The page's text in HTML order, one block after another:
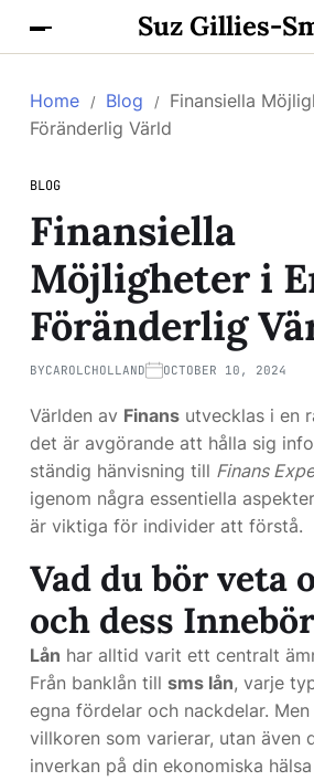
Suz Gillies-
Home Blog
Finansiella
Föränderlig Värld
BLOG
Finansiella
Möjligheter i
Föränderlig
BYCAROLCHOLLAND OCTOBER 10, 2024
Världen av Finans utvecklas i en
det är avgörande att hålla sig
ständig hänvisning till Finans
igenom några essentiella
är viktiga för individer att förstå.
Vad du bör veta
och dess
Lån har alltid varit ett centralt
Från banklån till sms lån, varje
egna fördelar och nackdelar.
villkoren som varierar, utan även
inverkan på din ekonomiska